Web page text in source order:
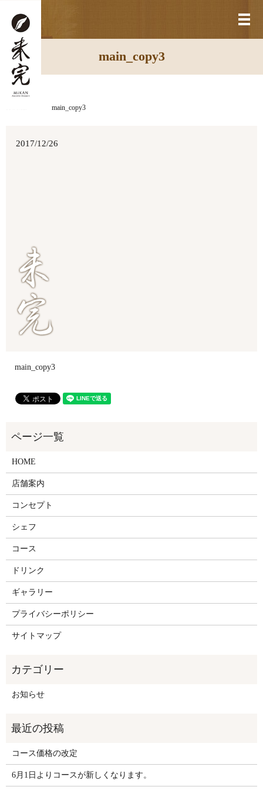
メ
main_copy3
main_copy3
2017/12/26
main_copy3
HOME
店舗案内
コンセプト
シェフ
コース
ドリンク
ギャラリー
プライバシーポリシー
サイトマップ
お知らせ
コース価格の改定
6月1日よりコースが新しくなります。